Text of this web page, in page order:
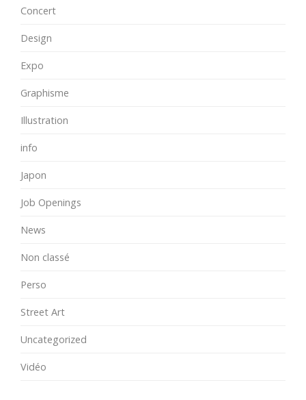
Concert
Design
Expo
Graphisme
Illustration
info
Japon
Job Openings
News
Non classé
Perso
Street Art
Uncategorized
Vidéo